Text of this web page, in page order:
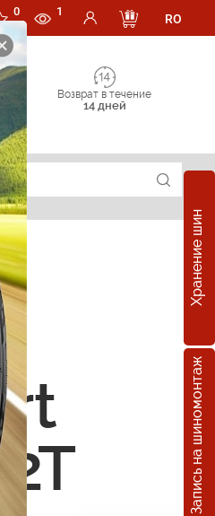
0 1
RO
Возврат в течение
14 дней
Хранение шин
Запись на шиномонтаж